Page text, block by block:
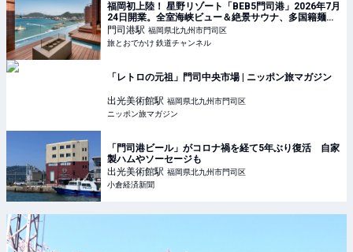
福岡初上陸！ 星野リゾート「BEB5門司港」2026年7月
24日開業。全室海峡ビュー＆絶景サウナ、多国籍麺ビ
ュッフェにも注目（北九州市門司区） | 旅とおでかけ
鉄道チャンネル
門司港駅 福岡県北九州市門司区
旅とおでかけ 鉄道チャンネル
「レトロの元祖」門司中央市場 | ニッポン旅マガジン
出光美術館駅 福岡県北九州市門司区
ニッポン旅マガジン
「門司港ビール」がコロナ禍を経て5年ぶり復活 自家
製ハムやソーセージも
出光美術館駅 福岡県北九州市門司区
小倉経済新聞